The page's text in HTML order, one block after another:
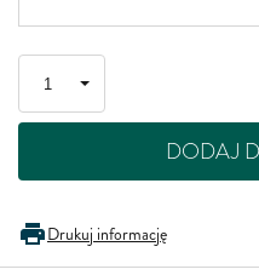
DODAJ
Drukuj informację